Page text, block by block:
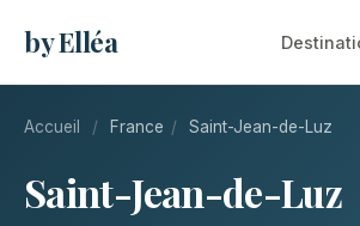
by Elléa
Accueil / France / Saint-Jean-de-Luz
Saint-Jean-de-Luz